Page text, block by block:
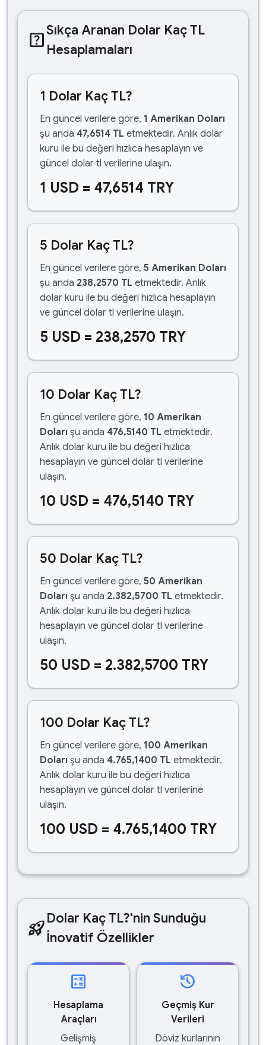
help_centerSıkça Aranan Dolar Kaç TL
Hesaplamaları
1 Dolar Kaç TL?
En güncel verilere göre, 1 Amerikan Doları
şu anda 47,6514 TL etmektedir. Anlık dolar
kuru ile bu değeri hızlıca hesaplayın ve
güncel dolar tl verilerine ulaşın.
1 USD = 47,6514 TRY
5 Dolar Kaç TL?
En güncel verilere göre, 5 Amerikan Doları
şu anda 238,2570 TL etmektedir. Anlık
dolar kuru ile bu değeri hızlıca hesaplayın
ve güncel dolar tl verilerine ulaşın.
5 USD = 238,2570 TRY
10 Dolar Kaç TL?
En güncel verilere göre, 10 Amerikan
Doları şu anda 476,5140 TL etmektedir.
Anlık dolar kuru ile bu değeri hızlıca
hesaplayın ve güncel dolar tl verilerine
ulaşın.
10 USD = 476,5140 TRY
50 Dolar Kaç TL?
En güncel verilere göre, 50 Amerikan
Doları şu anda 2.382,5700 TL etmektedir.
Anlık dolar kuru ile bu değeri hızlıca
hesaplayın ve güncel dolar tl verilerine
ulaşın.
50 USD = 2.382,5700 TRY
100 Dolar Kaç TL?
En güncel verilere göre, 100 Amerikan
Doları şu anda 4.765,1400 TL etmektedir.
Anlık dolar kuru ile bu değeri hızlıca
hesaplayın ve güncel dolar tl verilerine
ulaşın.
100 USD = 4.765,1400 TRY
rocket_launchDolar Kaç TL?'nin Sunduğu
İnovatif Özellikler
calculate
Hesaplama
Araçları
Gelişmiş
history
Geçmiş Kur
Verileri
Döviz kurlarının